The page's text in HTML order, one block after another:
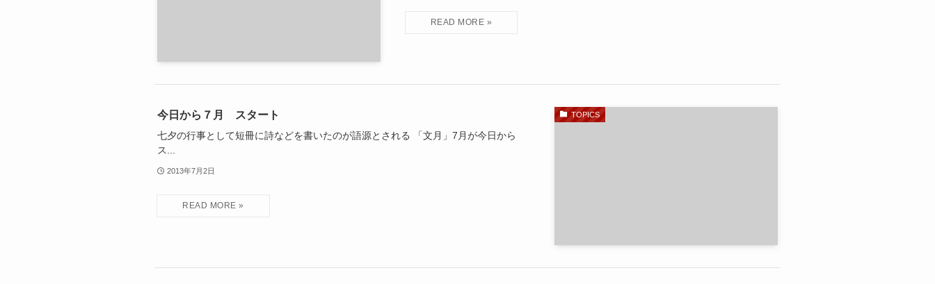
TOPICS
今日から７月 スタート
七夕の行事として短冊に詩などを書いたのが語源とされる 「文月」7月が今日から
ス...
2013年7月2日